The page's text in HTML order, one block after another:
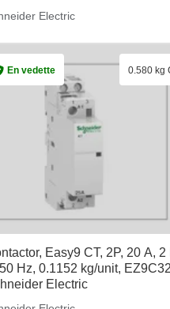
Electric
Easy9 CT, 2P, 20 A, 2
Hz, 0.1152 kg/unit,
Electric
En vedette 0.580 kg